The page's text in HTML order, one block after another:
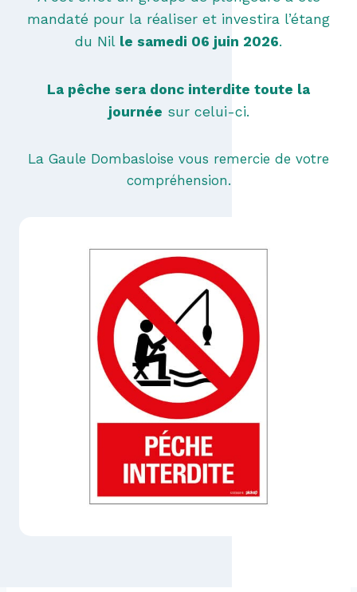
mandaté pour la réaliser et investira l’étang
du Nil le samedi 06 juin 2026.
La pêche sera donc interdite toute la
journée sur celui-ci.
La Gaule Dombasloise vous remercie de votre
compréhension.